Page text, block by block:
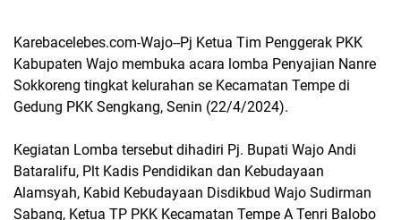
Karebacelebes.com-Wajo--Pj Ketua Tim Penggerak PKK
Kabupaten Wajo membuka acara lomba Penyajian Nanre
Sokkoreng tingkat kelurahan se Kecamatan Tempe di
Gedung PKK Sengkang, Senin (22/4/2024).
Kegiatan Lomba tersebut dihadiri Pj. Bupati Wajo Andi
Bataralifu, Plt Kadis Pendidikan dan Kebudayaan
Alamsyah, Kabid Kebudayaan Disdikbud Wajo Sudirman
Sabang, Ketua TP PKK Kecamatan Tempe A Tenri Balobo